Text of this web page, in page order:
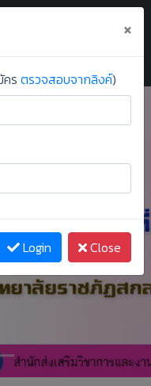
าชภัฏสกลนคร ×
ร ตรวจสอบจากลิงค์)
Login Close Next